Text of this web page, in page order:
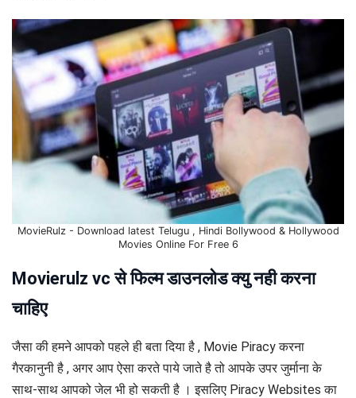
MovieRulz - Download latest Telugu , Hindi Bollywood & Hollywood
Movies Online For Free 6
Movierulz vc से फिल्म डाउनलोड क्यु नही करना
चाहिए
जैसा की हमने आपको पहले ही बता दिया है , Movie Piracy करना
गैरकानुनी है , अगर आप ऐसा करते पाये जाते है तो आपके उपर जुर्माना के
साथ-साथ आपको जेल भी हो सकती है । इसलिए Piracy Websites का